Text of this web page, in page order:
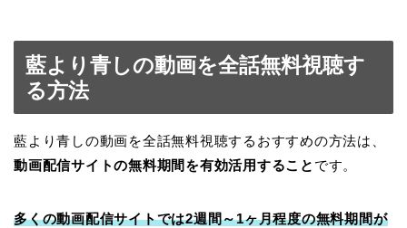
藍より青しの動画を全話無料視聴す
る方法
藍より青しの動画を全話無料視聴するおすすめの方法は、
動画配信サイトの無料期間を有効活用すること です。
多くの動画配信サイトでは2週間～1ヶ月程度の無料期間が